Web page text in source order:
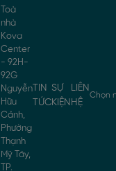
Toà
nhà
Kova
Center
- 92H-
92G
Nguyễn
Hữu
Cảnh,
Phường
Thạnh
Mỹ Tây,
TP.
TIN
TỨC
SỰ
KIỆN
LIÊN
HỆ
Chọn